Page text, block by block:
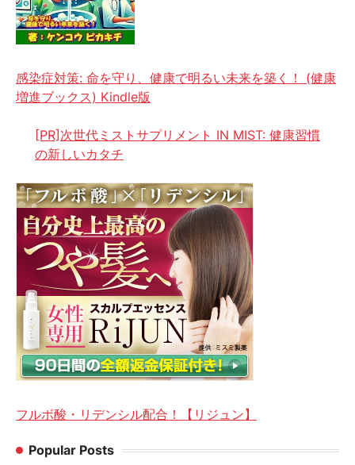
感染症対策: 命を守り、健康で明るい未来を築く！ (健康
増進ブックス) Kindle版
[PR]次世代ミストサプリメント IN MIST: 健康習慣
の新しいカタチ
フルボ酸・リデンシル配合！【リジュン】
Popular Posts